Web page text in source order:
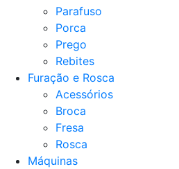
Parafuso
Porca
Prego
Rebites
Furação e Rosca
Acessórios
Broca
Fresa
Rosca
Máquinas